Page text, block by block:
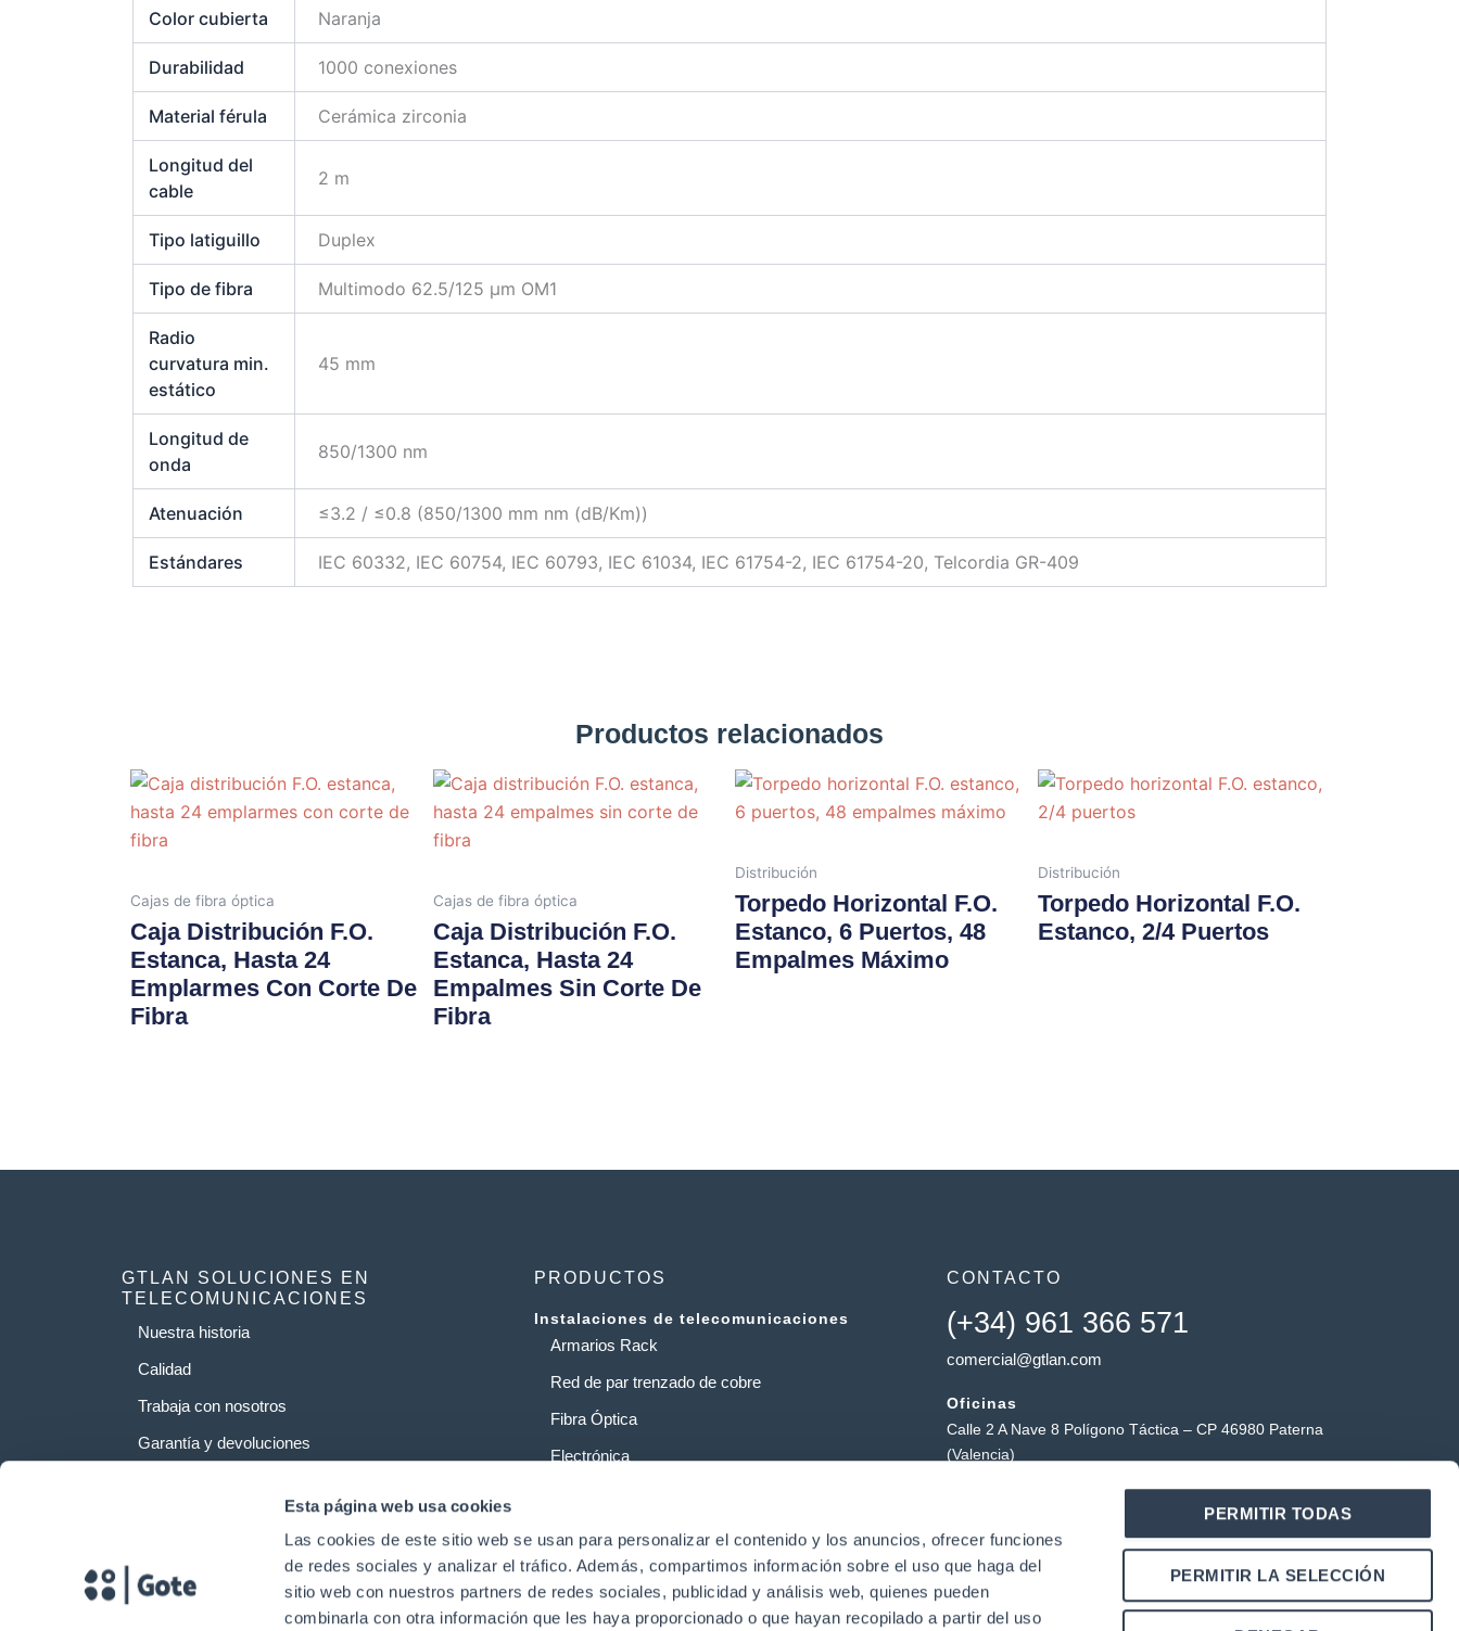
Esta página web usa cookies
Las cookies de este sitio web se usan para personalizar el contenido y los anuncios, ofrecer funciones
de redes sociales y analizar el tráfico. Además, compartimos información sobre el uso que haga del
sitio web con nuestros partners de redes sociales, publicidad y análisis web, quienes pueden
combinarla con otra información que les haya proporcionado o que hayan recopilado a partir del uso
PERMITIR TODAS
PERMITIR LA SELECCIÓN
Color cubierta Naranja
Durabilidad 1000 conexiones
Material férula Cerámica zirconia
Longitud del
cable
2 m
Tipo latiguillo Duplex
Tipo de fibra Multimodo 62.5/125 µm OM1
Radio
curvatura min.
estático
45 mm
Longitud de
onda
850/1300 nm
Atenuación ≤3.2 / ≤0.8 (850/1300 mm nm (dB/Km))
Estándares IEC 60332, IEC 60754, IEC 60793, IEC 61034, IEC 61754-2, IEC 61754-20, Telcordia GR-409
Productos relacionados
Cajas de fibra óptica
Caja Distribución F.O.
Estanca, Hasta 24
Emplarmes Con Corte De
Fibra
Cajas de fibra óptica
Caja Distribución F.O.
Estanca, Hasta 24
Empalmes Sin Corte De
Fibra
Distribución
Torpedo Horizontal F.O.
Estanco, 6 Puertos, 48
Empalmes Máximo
Distribución
Torpedo Horizontal F.O.
Estanco, 2/4 Puertos
GTLAN SOLUCIONES EN
TELECOMUNICACIONES
Nuestra historia
Calidad
Trabaja con nosotros
Garantía y devoluciones
PRODUCTOS
Instalaciones de telecomunicaciones
Armarios Rack
Red de par trenzado de cobre
Fibra Óptica
Electrónica
Centros de datos
CONTACTO
(+34) 961 366 571
comercial@gtlan.com
Oficinas
Calle 2 A Nave 8 Polígono Táctica – CP 46980 Paterna
(Valencia)
Polígono Industrial Táctica, Carrer Forners, 18, 46980
Paterna (Valencia)
Y
o
u
L
n